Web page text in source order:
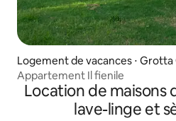
Logement de vacances ⋅ Grotta
Appartement Il fienile
Location de maisons
lave-linge et